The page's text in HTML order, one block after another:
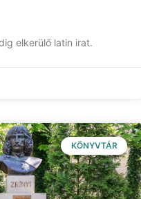
elkerülő latin irat.
KÖNYVTÁR